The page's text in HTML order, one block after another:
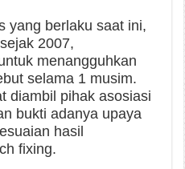
yang berlaku saat ini,
2007,
menangguhkan
selama 1 musim.
diambil pihak asosiasi
bukti adanya upaya
hasil
fixing.